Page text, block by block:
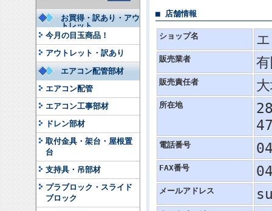
お買得・訳あり・アウ
トレット
今月の目玉商品！
アウトレット・訳あり
エアコン配管部材
エアコン配管
エアコン工事部材
ドレン部材
取付金具・架台・屋根置
台
支持具・吊部材
プラブロック・スライド
ブロック
■ 店舗情報
ショップ名
販売業者
販売責任者
所在地
電話番号
FAX番号
メールアドレス